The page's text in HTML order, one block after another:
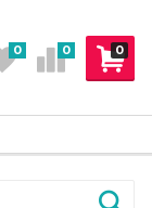
0
0 0